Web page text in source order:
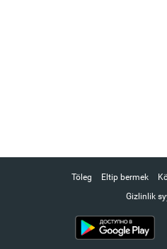
Töleg Eltip bermek
Gizlinlik